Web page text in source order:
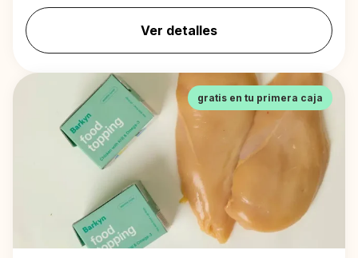
Ver detalles
gratis en tu primera caja